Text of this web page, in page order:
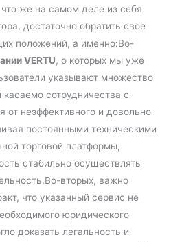
же на самом деле из себя
достаточно обратить свое
положений, а именно:Во-
VERTU, о которых мы уже
указывают множество
сотрудничества с
неэффективного и довольно
постоянными техническими
торговой платформы,
стабильно осуществлять
вторых, важно
что указанный сервис не
юридического
доказать легальность и